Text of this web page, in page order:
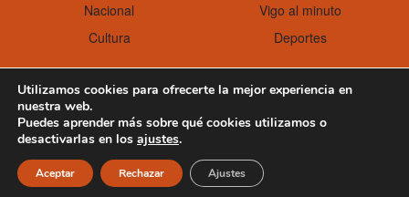
Nacional
Vigo al minuto
Cultura
Deportes
Aviso Legal Política de cookies
Utilizamos cookies para ofrecerte la mejor experiencia en
nuestra web.
Puedes aprender más sobre qué cookies utilizamos o
desactivarlas en los ajustes.
Aceptar Rechazar Ajustes